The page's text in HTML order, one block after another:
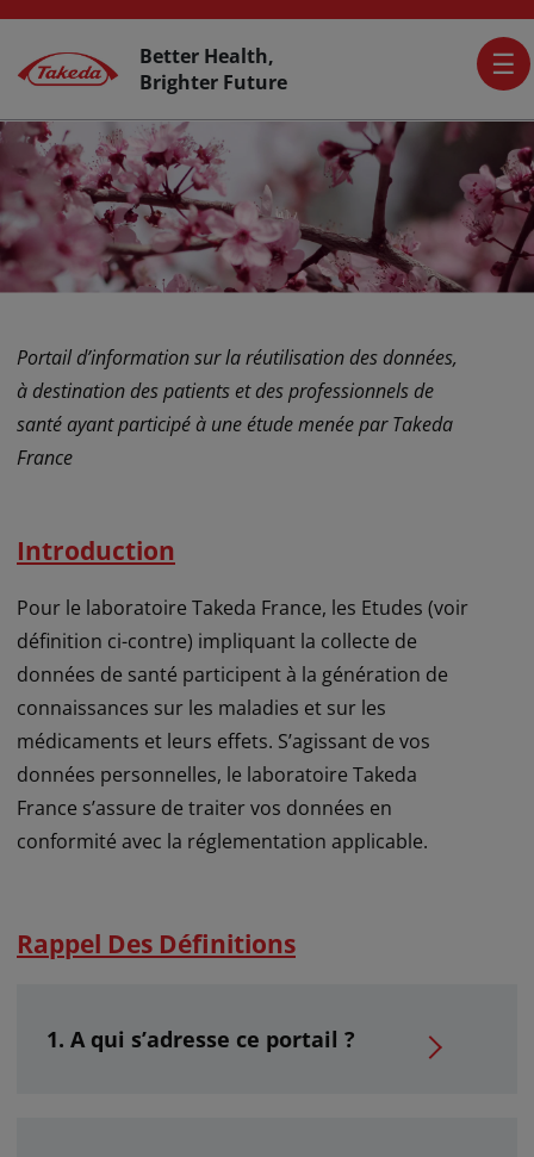
Activer L’accessibilité
Better Health,
Brighter Future
Portail d’information sur la réutilisation des données,
à destination des patients et des professionnels de
santé ayant participé à une étude menée par Takeda
France
Introduction
Pour le laboratoire Takeda France, les Etudes (voir
définition ci-contre) impliquant la collecte de
données de santé participent à la génération de
connaissances sur les maladies et sur les
médicaments et leurs effets. S’agissant de vos
données personnelles, le laboratoire Takeda
France s’assure de traiter vos données en
conformité avec la réglementation applicable.
Rappel Des Définitions
A qui s’adresse ce portail ?